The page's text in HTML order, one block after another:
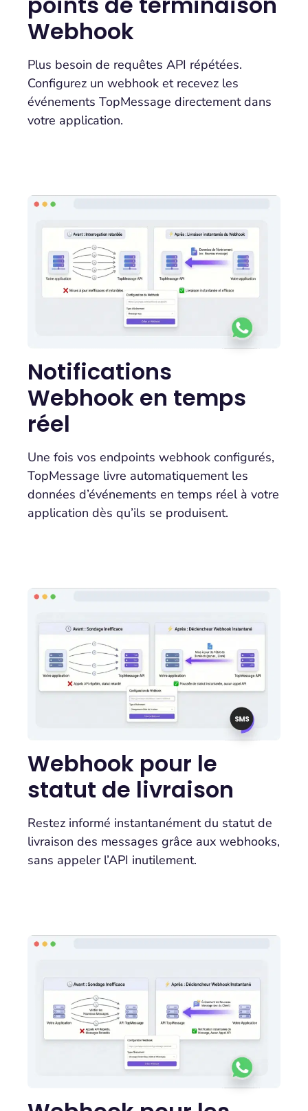
Webhook
Plus besoin de requêtes API répétées.
Configurez un webhook et recevez les
événements TopMessage directement dans
votre application.
Notifications
Webhook en temps
réel
Une fois vos endpoints webhook configurés,
TopMessage livre automatiquement les
données d’événements en temps réel à votre
application dès qu’ils se produisent.
Webhook pour le
statut de livraison
Restez informé instantanément du statut de
livraison des messages grâce aux webhooks,
sans appeler l’API inutilement.